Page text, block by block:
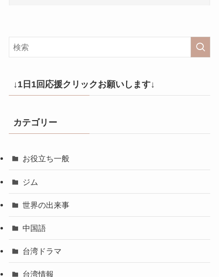
↓1日1回応援クリックお願いします↓
カテゴリー
お役立ち一般
ジム
世界の出来事
中国語
台湾ドラマ
台湾情報